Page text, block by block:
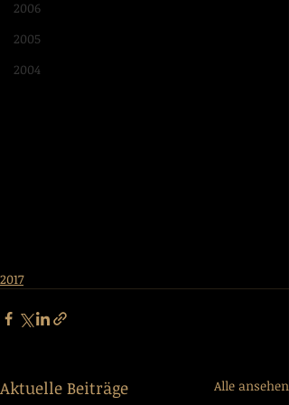
2006
2005
2004
2017
Aktuelle Beiträge Alle ansehen